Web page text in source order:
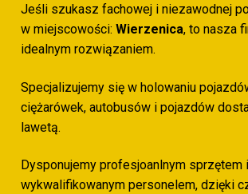
Jeśli szukasz fachowej i niezawodnej
w miejscowości: Wierzenica, to nasza
idealnym rozwiązaniem.
Specjalizujemy się w holowaniu
ciężarówek, autobusów i pojazdów
lawetą.
Dysponujemy profesjoanlnym sprzętem i
wykwalifikowanym personelem, dzięki